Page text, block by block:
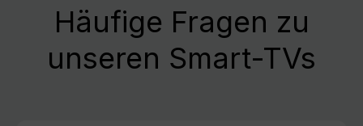
Häufige Fragen zu
unseren Smart-TVs